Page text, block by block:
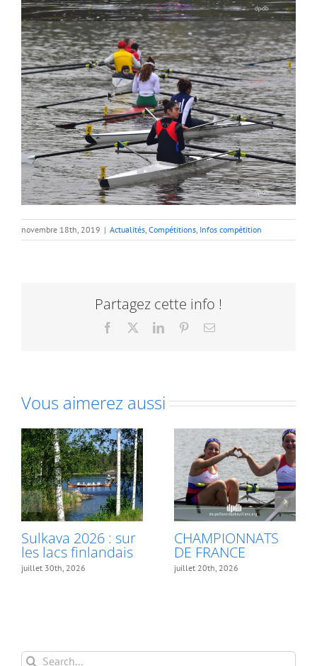
novembre 18th, 2019 | Actualités Compétitions Infos compétition
Partagez cette info !
Facebook LinkedInPinterestEmail
Vous aimerez aussi
Sulkava 2026 : sur
les lacs finlandais
juillet 30th, 2026
CHAMPIONNATS
DE FRANCE
juillet 20th, 2026
Search